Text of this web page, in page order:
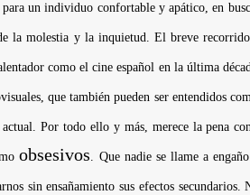
para un individuo confortable y apático, en
la molestia y la inquietud. El breve
como el cine español en la última
que también pueden ser entendidos
Por todo ello y más, merece la pena
obsesivos. Que nadie se llame a
sin ensañamiento sus efectos